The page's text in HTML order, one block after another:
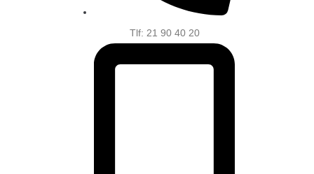
Tlf: 21 90 40 20